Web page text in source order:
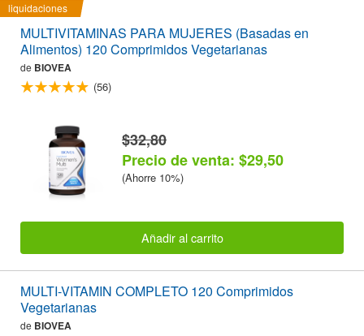
liquidaciones
MULTIVITAMINAS PARA MUJERES (Basadas en
Alimentos) 120 Comprimidos Vegetarianas
de BIOVEA
(56)
$32,80
Precio de venta: $29,50
(Ahorre 10%)
Añadir al carrito
MULTI-VITAMIN COMPLETO 120 Comprimidos
Vegetarianas
de BIOVEA